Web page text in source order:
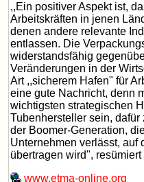
,,Ein positiver Aspekt ist,
Arbeitskräften in jenen
denen andere relevante
entlassen. Die
widerstandsfähig
Veränderungen in der
Art ,,sicherem Hafen" für
eine gute Nachricht, denn
wichtigsten strategischen
Tubenhersteller sein,
der Boomer-Generation,
Unternehmen verlässt, auf
übertragen wird",
www.etma-online.org